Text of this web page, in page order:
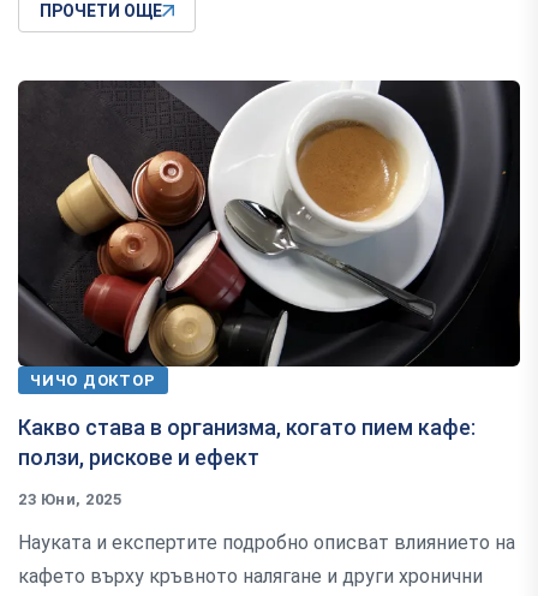
ПРОЧЕТИ ОЩЕ
ЧИЧО ДОКТОР
Какво става в организма, когато пием кафе:
ползи, рискове и ефект
23 Юни, 2025
Науката и експертите подробно описват влиянието на
кафето върху кръвното налягане и други хронични